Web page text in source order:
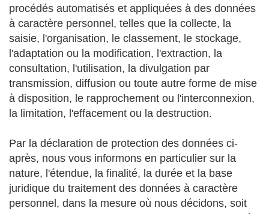
procédés automatisés et appliquées à des données
à caractère personnel, telles que la collecte, la
saisie, l'organisation, le classement, le stockage,
l'adaptation ou la modification, l'extraction, la
consultation, l'utilisation, la divulgation par
transmission, diffusion ou toute autre forme de mise
à disposition, le rapprochement ou l'interconnexion,
la limitation, l'effacement ou la destruction.
Par la déclaration de protection des données ci-
après, nous vous informons en particulier sur la
nature, l'étendue, la finalité, la durée et la base
juridique du traitement des données à caractère
personnel, dans la mesure où nous décidons, soit